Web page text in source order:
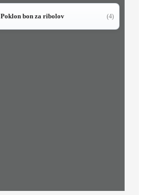
Poklon bon za ribolov (4)